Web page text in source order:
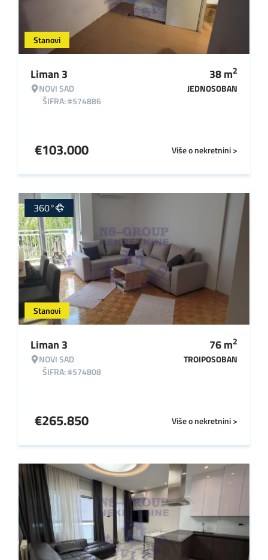
Stanovi
Liman 3
NOVI SAD
ŠIFRA: #574886
38m2
JEDNOSOBAN
Više o nekretnini >
€103.000
Stanovi
360°
Liman 3
NOVI SAD
ŠIFRA: #574808
76m2
TROIPOSOBAN
Više o nekretnini >
€265.850